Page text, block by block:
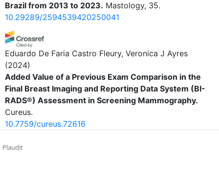
Brazil from 2013 to 2023. Mastology, 35.
10.29289/2594539420250041
Eduardo De Faria Castro Fleury, Veronica J Ayres
(2024)
Added Value of a Previous Exam Comparison in the
Final Breast Imaging and Reporting Data System (BI-
RADS®) Assessment in Screening Mammography.
Cureus.
10.7759/cureus.72616
Plaudit